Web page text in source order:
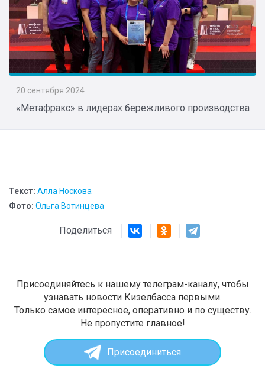
20 сентября 2024
«Метафракс» в лидерах бережливого производства
Текст: Алла Носкова
Фото: Ольга Вотинцева
Поделиться
Присоединяйтесь к нашему телеграм-каналу, чтобы
узнавать новости Кизелбасса первыми.
Только самое интересное, оперативно и по существу.
Не пропустите главное!
Присоединиться